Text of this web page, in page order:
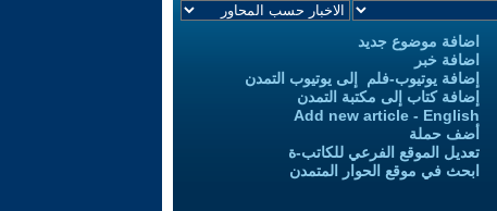
اضافة موضوع جديد
اضافة خبر
إضافة يوتيوب-فلم إلى يوتيوب التمدن
إضافة كتاب إلى مكتبة التمدن
Add new article - English
أضف حملة
تعديل الموقع الفرعي للكاتب-ة
ابحث في موقع الحوار المتمدن